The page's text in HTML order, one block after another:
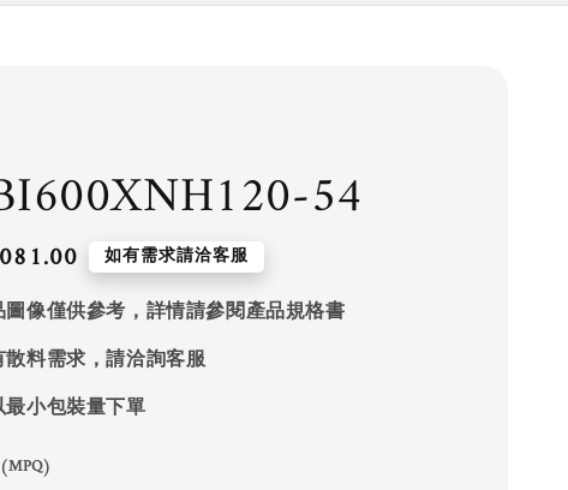
54
如有需求請洽客服
像僅供參考，詳情請參閱產品規格書
料需求，請洽詢客服
小包裝量下單